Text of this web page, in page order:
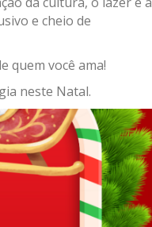
e cheio de
quem você ama!
neste Natal.